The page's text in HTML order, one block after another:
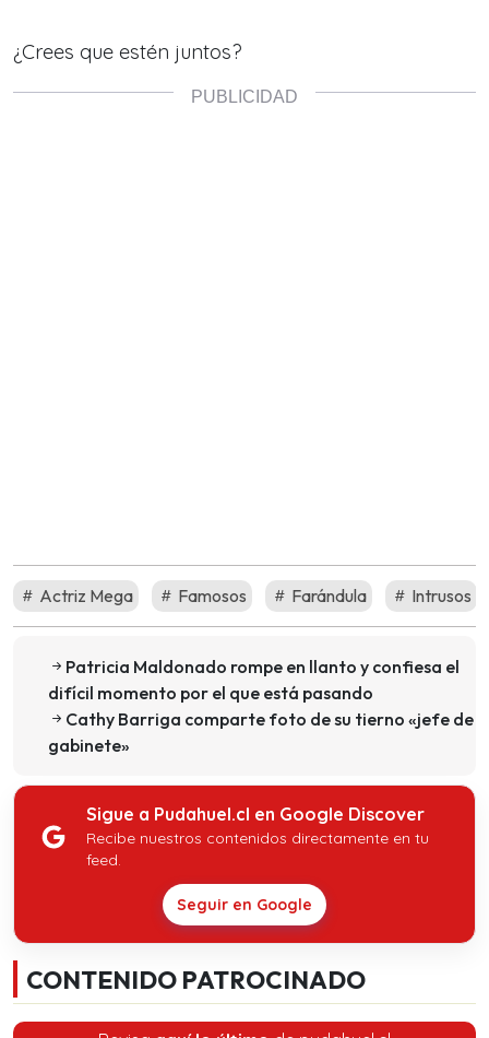
¿Crees que estén juntos?
Actriz Mega Famosos Farándula Intrusos
Patricia Maldonado rompe en llanto y confiesa el
difícil momento por el que está pasando
Cathy Barriga comparte foto de su tierno «jefe de
gabinete»
Sigue a Pudahuel.cl en Google Discover
Recibe nuestros contenidos directamente en tu
feed.
Seguir en Google
CONTENIDO PATROCINADO